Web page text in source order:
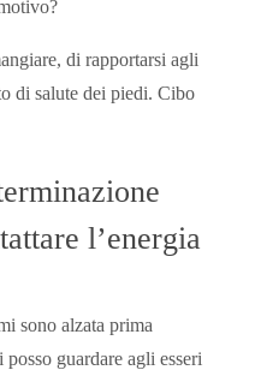
di rapportarsi agli
di salute dei piedi. Cibo
l’energia
sono alzata prima
guardare agli esseri